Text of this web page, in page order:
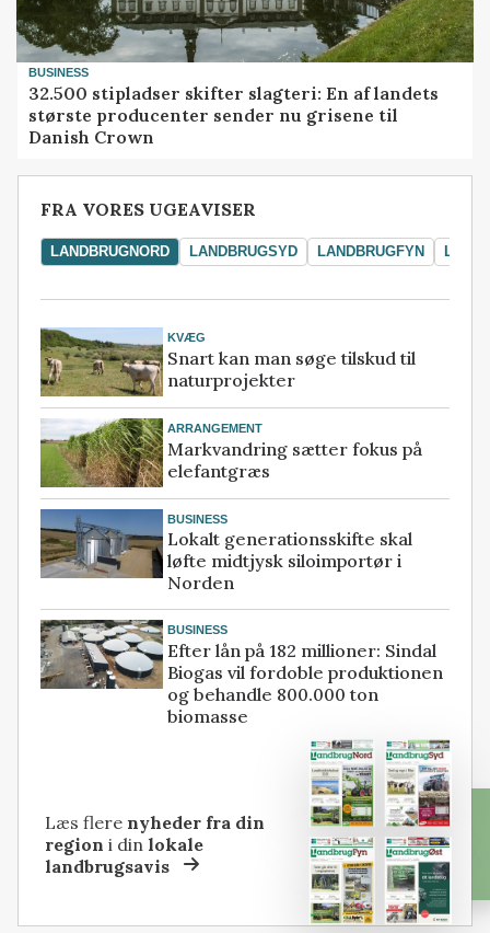
BUSINESS
32.500 stipladser skifter slagteri: En af landets
største producenter sender nu grisene til
Danish Crown
FRA VORES UGEAVISER
LANDBRUGNORD LANDBRUGSYD LANDBRUGFYN
KVÆG
Snart kan man søge tilskud til
naturprojekter
ARRANGEMENT
Markvandring sætter fokus på
elefantgræs
BUSINESS
Lokalt generationsskifte skal
løfte midtjysk siloimportør i
Norden
BUSINESS
Efter lån på 182 millioner: Sindal
Biogas vil fordoble produktionen
og behandle 800.000 ton
biomasse
Læs flere nyheder fra din
region i dinlokale
landbrugsavis